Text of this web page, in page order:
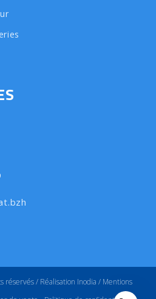
réservés / Réalisation Inodia / Mentions